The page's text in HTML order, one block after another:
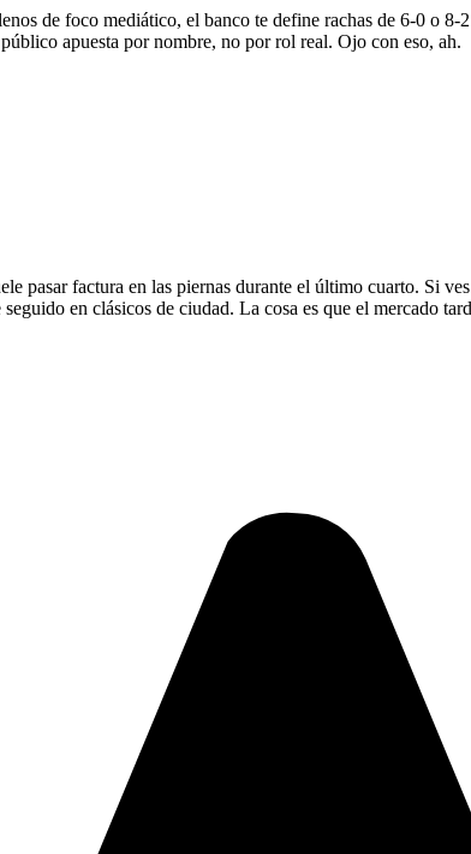
de foco mediático, el banco te define rachas de 6-0 o
apuesta por nombre, no por rol real. Ojo con eso, ah.
pasar factura en las piernas durante el último cuarto. Si
en clásicos de ciudad. La cosa es que el mercado